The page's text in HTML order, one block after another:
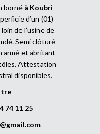
borné à Koubri
d’un (01)
de l’usine de
Semi clôturé
armé et abritant
Attestation
disponibles.
74 11 25